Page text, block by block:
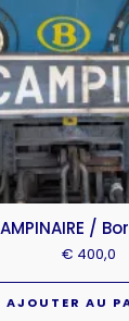
/
€ 400,0
AJOUTER AU